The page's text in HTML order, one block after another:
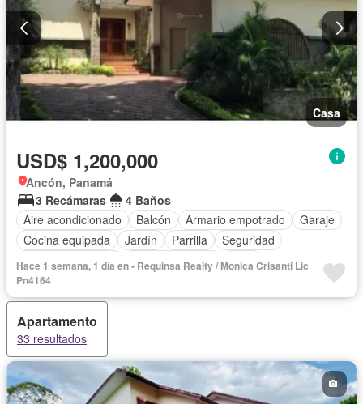
Casa
USD$ 1,200,000
Ancón, Panamá
3 Recámaras
4 Baños
Aire acondicionado
Balcón Armario empotrado
Garaje
Cocina equipada
Jardín Parrilla
Seguridad
Cuarto de servicio
Cancha de tenis Patio
Hace 1 semana, 1 día en - Requinsa Realty / Monica Crisanti Lic
Pn4164
Apartamento
33 resultados